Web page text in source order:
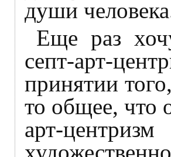
души
Еще раз
септ-арт-
принятии
то общее, что
арт-